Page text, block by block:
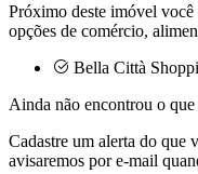
Próximo deste imóvel
opções de comércio,
Bella Città
Ainda não encontrou o
Cadastre um alerta do que
avisaremos por e-mail